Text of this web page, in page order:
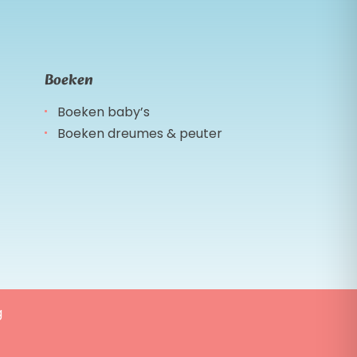
Boeken
Boeken baby’s
Boeken dreumes & peuter